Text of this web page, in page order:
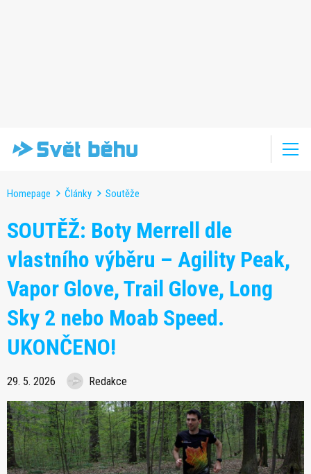
Homepage Články Soutěže
SOUTĚŽ: Boty Merrell dle
vlastního výběru – Agility Peak,
Vapor Glove, Trail Glove, Long
Sky 2 nebo Moab Speed.
UKONČENO!
29. 5. 2026 Redakce